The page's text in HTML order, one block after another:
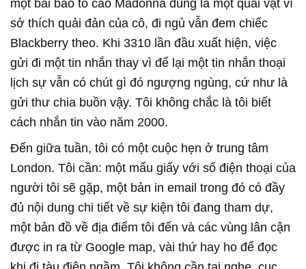
một bài báo tố cáo Madonna đúng là một quái vật vì
sở thích quải đản của cô, đi ngủ vẫn đem chiếc
Blackberry theo. Khi 3310 lần đầu xuất hiện, việc
gửi đi một tin nhắn thay vì để lại một tin nhắn thoại
lịch sự vẫn có chút gì đó ngượng ngùng, cứ như là
gửi thư chia buồn vậy. Tôi không chắc là tôi biết
cách nhắn tin vào năm 2000.
Đến giữa tuần, tôi có một cuộc hẹn ở trung tâm
London. Tôi cần: một mẩu giấy với số điện thoại của
người tôi sẽ gặp, một bản in email trong đó có đầy
đủ nội dung chi tiết về sự kiện tôi đang tham dự,
một bản đồ về địa điểm tôi đến và các vùng lân cận
được in ra từ Google map, vài thứ hay ho để đọc